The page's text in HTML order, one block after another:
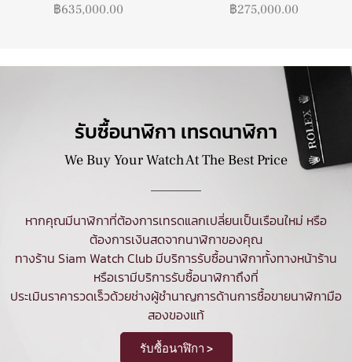
฿635,000.00 ฿275,000.00
รับซื้อนาฬิกา เทรดนาฬิกา
We Buy Your Watch At The Best Price
หากคุณมีนาฬิกาที่ต้องการเทรดแลกเปลี่ยนเป็นเรือนใหม่ หรือ
ต้องการเงินสดจากนาฬิกาของคุณ
ทางร้าน Siam Watch Club มีบริการรับซื้อนาฬิกาทั้งทางหน้าร้าน
หรือเรามีบริการรับซื้อนาฬิกาถึงที่
ประเมินราคารวดเร็วด้วยช่างผู้ชำนาญการด้านการซื้อขายนาฬิกามือ
สองของแท้
รับซื้อนาฬิกา >